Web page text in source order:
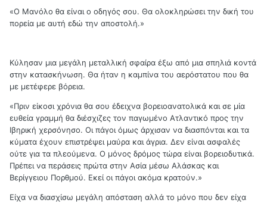
«Ο Μανόλο θα είναι ο οδηγός σου. Θα ολοκληρώσει την δική του
πορεία με αυτή εδώ την αποστολή.»
Κύλησαν μια μεγάλη μεταλλική σφαίρα έξω από μια σπηλιά κοντά
στην κατασκήνωση. Θα ήταν η καμπίνα του αερόστατου που θα
με μετέφερε βόρεια.
«Πριν είκοσι χρόνια θα σου έδειχνα βορειοανατολικά και σε μία
ευθεία γραμμή θα διέσχιζες τον παγωμένο Ατλαντικό προς την
Ιβηρική χερσόνησο. Οι πάγοι όμως άρχισαν να διασπόνται και τα
κύματα έχουν επιστρέψει μαύρα και άγρια. Δεν είναι ασφαλές
ούτε για τα πλεούμενα. Ο μόνος δρόμος τώρα είναι βορειοδυτικά.
Πρέπει να περάσεις πρώτα στην Ασία μέσω Αλάσκας και
Βερίγγειου Πορθμού. Εκεί οι πάγοι ακόμα κρατούν.»
Είχα να διασχίσω μεγάλη απόσταση αλλά το μόνο που δεν είχα